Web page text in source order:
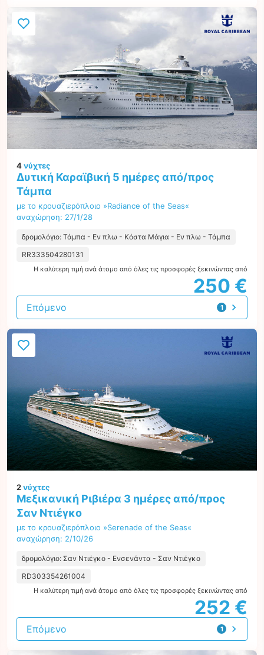
4νύχτες
Δυτική Καραϊβική 5 ημέρες από/προς
Τάμπα
με το κρουαζιερόπλοιο »Radiance of the Seas«
αναχώρηση: 27/1/28
δρομολόγιο: Τάμπα - Εν πλω - Κόστα Μάγια - Εν πλω - Τάμπα
RR333504280131
Η καλύτερη τιμή ανά άτομο από όλες τις προσφορές ξεκινώντας από
250 €
1
προσφορά
Επόμενο
2νύχτες
Μεξικανική Ριβιέρα 3 ημέρες από/προς
Σαν Ντιέγκο
με το κρουαζιερόπλοιο »Serenade of the Seas«
αναχώρηση: 2/10/26
δρομολόγιο: Σαν Ντιέγκο - Ενσενάντα - Σαν Ντιέγκο
RD303354261004
Η καλύτερη τιμή ανά άτομο από όλες τις προσφορές ξεκινώντας από
252 €
1
προσφορά
Επόμενο